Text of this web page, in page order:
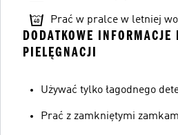
Prać w pralce w letniej
DODATKOWE INFORMACJE
PIELĘGNACJI
Używać tylko łagodnego
Prać z zamkniętymi